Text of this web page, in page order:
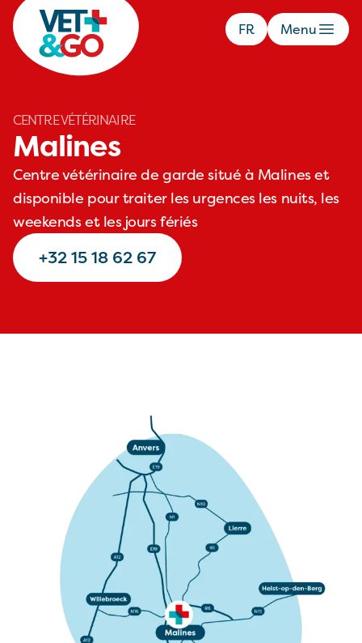
Menu
FR
CENTRE VÉTÉRINAIRE
Malines
Centre vétérinaire de garde situé à Malines et
disponible pour traiter les urgences les nuits, les
weekends et les jours fériés
+32 15 18 62 67